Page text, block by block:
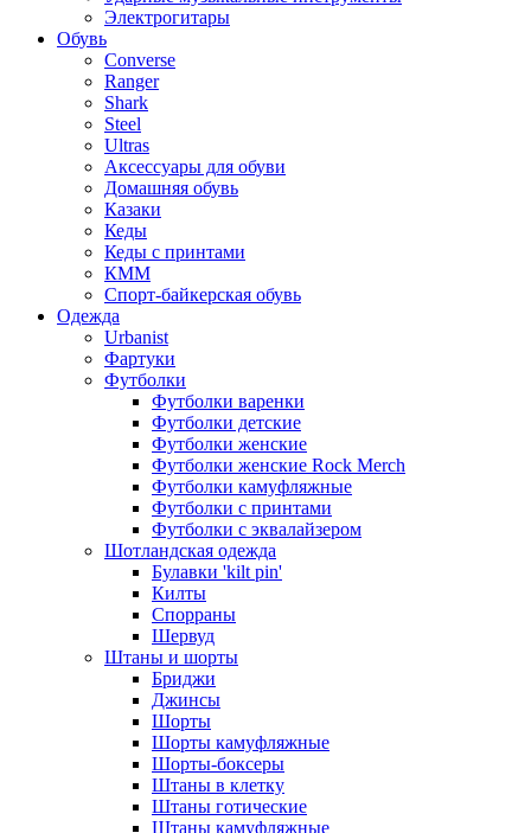
Электрогитары
Обувь
Converse
Ranger
Shark
Steel
Ultras
Аксессуары для обуви
Домашняя обувь
Казаки
Кеды
Кеды с принтами
КММ
Спорт-байкерская обувь
Одежда
Urbanist
Фартуки
Футболки
Футболки варенки
Футболки детские
Футболки женские
Футболки женские Rock Merch
Футболки камуфляжные
Футболки с принтами
Футболки с эквалайзером
Шотландская одежда
Булавки 'kilt pin'
Килты
Спорраны
Шервуд
Штаны и шорты
Бриджи
Джинсы
Шорты
Шорты камуфляжные
Шорты-боксеры
Штаны в клетку
Штаны готические
Штаны камуфляжные